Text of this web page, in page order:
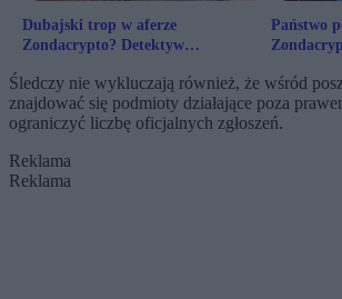
Dubajski trop w aferze
Zondacrypto? Detektyw
ujawnia
Państwo
Śledczy nie wykluczają również, że wśród
znajdować się podmioty działające poza
ograniczyć liczbę oficjalnych zgłoszeń.
Reklama
Reklama